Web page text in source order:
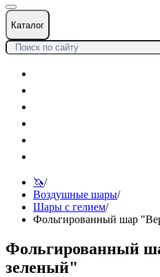
Каталог
🦄/
Воздушные шары/
Шары с гелием/
Фольгированный шар
Фольгированный
зеленый"